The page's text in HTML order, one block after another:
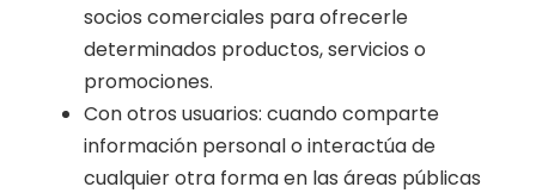
socios comerciales para ofrecerle
determinados productos, servicios o
promociones.
Con otros usuarios: cuando comparte
información personal o interactúa de
cualquier otra forma en las áreas públicas